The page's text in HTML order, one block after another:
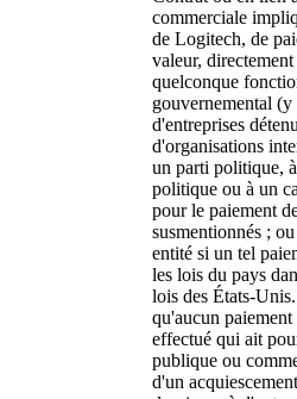
commerciale
de Logitech, de
valeur,
quelconque
gouvernemental
d'entreprises
d'organisations
un parti politique,
politique ou à un
pour le paiement
susmentionnés ;
entité si un tel
les lois du pays
lois des États-
qu'aucun
effectué qui ait
publique ou
d'un